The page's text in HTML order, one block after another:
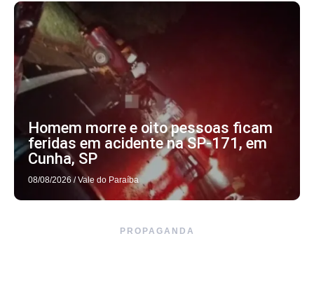
Homem morre e oito pessoas ficam
feridas em acidente na SP-171, em
Cunha, SP
08/08/2026 / Vale do Paraíba
PROPAGANDA